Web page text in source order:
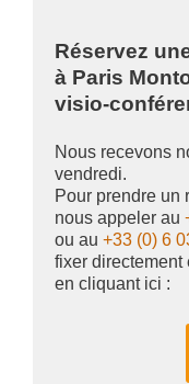
Réservez
à Paris
visio-
Nous recevons
vendredi.
Pour prendre un
nous appeler au
ou au +33 (0) 6
fixer directement
en cliquant ici :